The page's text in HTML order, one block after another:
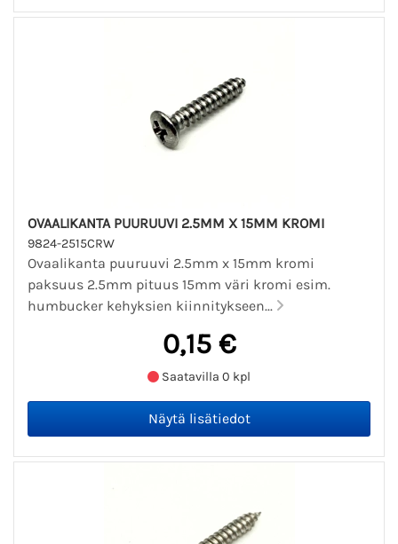
OVAALIKANTA PUURUUVI 2.5MM X 15MM KROMI
9824-2515CRW
Ovaalikanta puuruuvi 2.5mm x 15mm kromi
paksuus 2.5mm pituus 15mm väri kromi esim.
humbucker kehyksien kiinnitykseen...
0,15 €
Saatavilla 0 kpl